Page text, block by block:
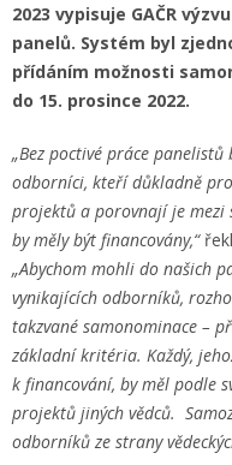
2023 vypisuje GAČR
panelů. Systém byl
přídáním možnosti
do 15. prosince 2022.
„Bez poctivé práce panelistů
odborníci, kteří důkladně
projektů a porovnají je mezi
by měly být financovány,“řekl
„Abychom mohli do našich
vynikajících odborníků,
takzvané samonominace –
základní kritéria. Každý,
k financování, by měl podle
projektů jiných vědců.
odborníků ze strany